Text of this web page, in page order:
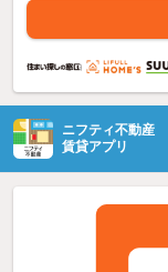
ニフティ不動産
賃貸アプリ